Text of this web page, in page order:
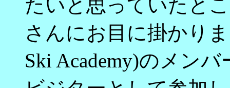
たいと思っていたと
さんにお目に掛かり
Ski Academy)のメン